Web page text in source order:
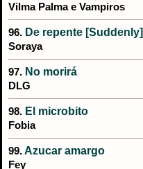
Vilma Palma e Vampiros
96. De repente [Suddenly]
Soraya
97. No morirá
DLG
98. El microbito
Fobia
99.Azucar amargo
Fey